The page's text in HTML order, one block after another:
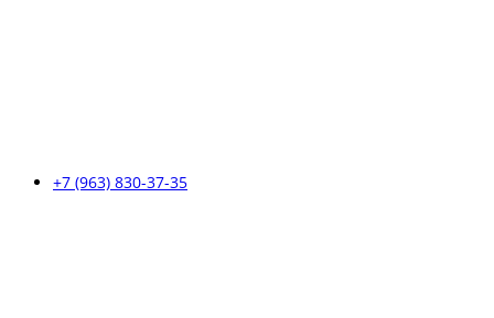
+7 (963) 830-37-35